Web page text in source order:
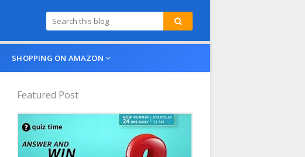
SHOPPING ON AMAZON
Featured Post